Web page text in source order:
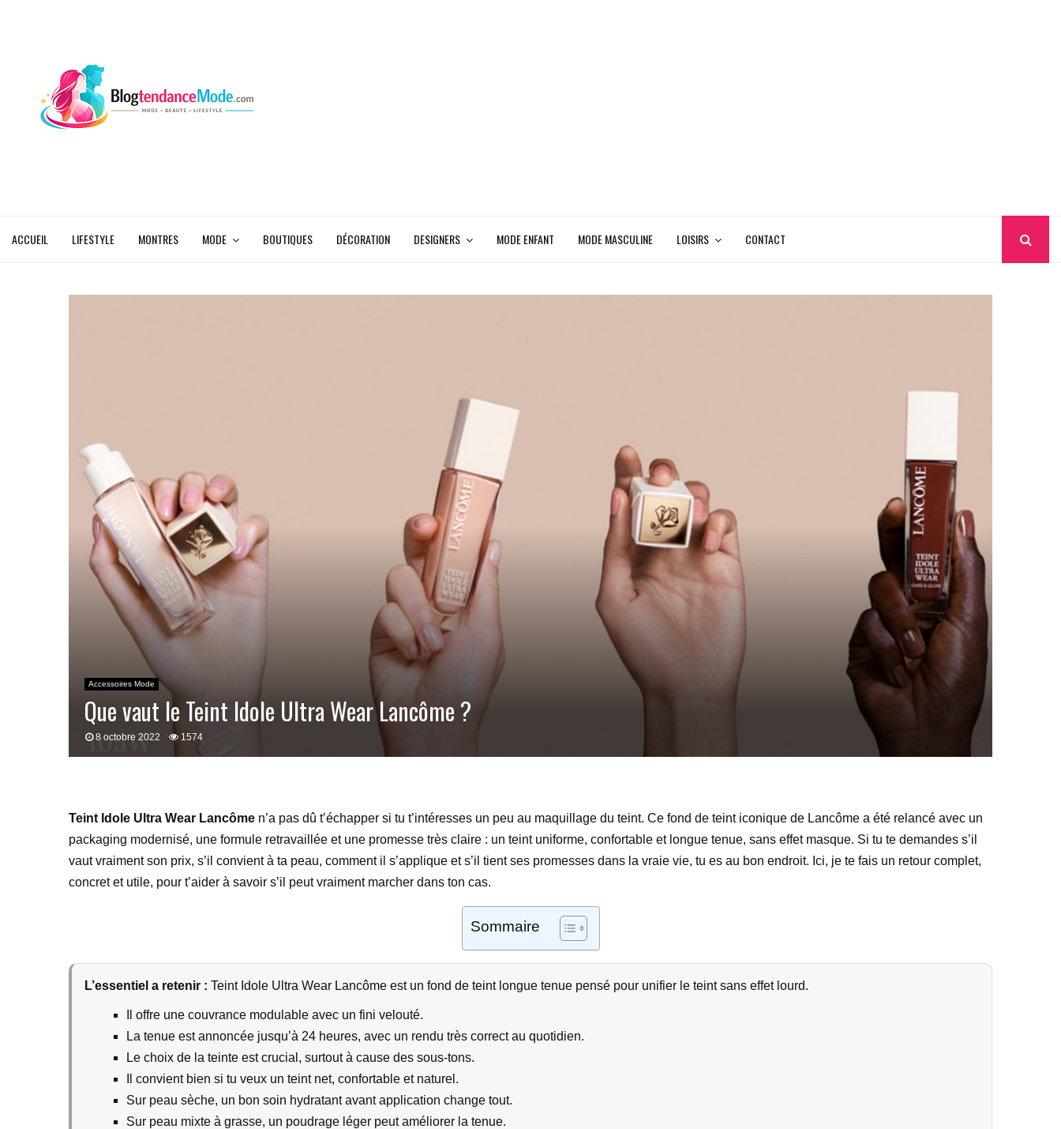
ACCUEIL LIFESTYLE MONTRES MODE BOUTIQUES DÉCORATION DESIGNERS MODE ENFANT MODE MASCULINE LOISIRS CONTACT
Accessoires Mode
Que vaut le Teint Idole Ultra Wear Lancôme ?
8 octobre 2022 1574
Teint Idole Ultra Wear Lancôme n’a pas dû t’échapper si tu t’intéresses un peu au maquillage du teint. Ce fond de teint iconique de Lancôme a été relancé avec un
packaging modernisé, une formule retravaillée et une promesse très claire : un teint uniforme, confortable et longue tenue, sans effet masque. Si tu te demandes s’il
vaut vraiment son prix, s’il convient à ta peau, comment il s’applique et s’il tient ses promesses dans la vraie vie, tu es au bon endroit. Ici, je te fais un retour complet,
concret et utile, pour t’aider à savoir s’il peut vraiment marcher dans ton cas.
Sommaire
L’essentiel a retenir : Teint Idole Ultra Wear Lancôme est un fond de teint longue tenue pensé pour unifier le teint sans effet lourd.
Il offre une couvrance modulable avec un fini velouté.
La tenue est annoncée jusqu’à 24 heures, avec un rendu très correct au quotidien.
Le choix de la teinte est crucial, surtout à cause des sous-tons.
Il convient bien si tu veux un teint net, confortable et naturel.
Sur peau sèche, un bon soin hydratant avant application change tout.
Sur peau mixte à grasse, un poudrage léger peut améliorer la tenue.